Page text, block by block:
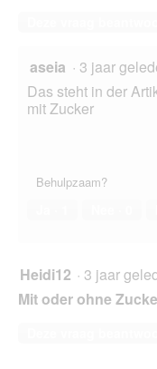
aseia · 3 jaar
Das steht in der
mit Zucker
Behulpzaam?
Heidi12 · 3 jaar
Mit oder ohne